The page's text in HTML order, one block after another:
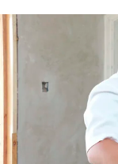
sport
berlin
nord
wahrheit
verlag